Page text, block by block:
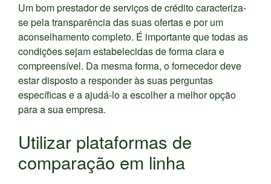
Um bom prestador de serviços de crédito caracteriza-
se pela transparência das suas ofertas e por um
aconselhamento completo. É importante que todas as
condições sejam estabelecidas de forma clara e
compreensível. Da mesma forma, o fornecedor deve
estar disposto a responder às suas perguntas
específicas e a ajudá-lo a escolher a melhor opção
para a sua empresa.
Utilizar plataformas de
comparação em linha